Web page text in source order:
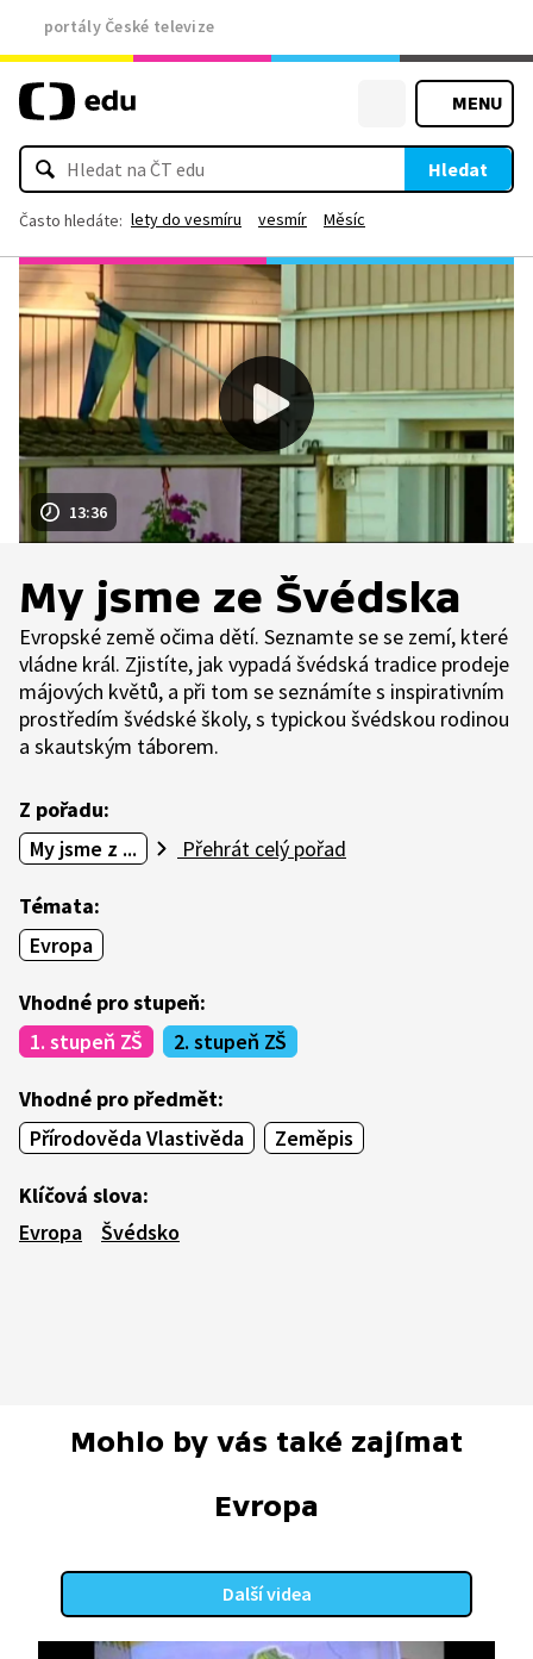
portály České televize
MENU
Hledat
Často hledáte: lety do vesmíru vesmír Měsíc
13:36
My jsme ze Švédska
Evropské země očima dětí. Seznamte se se zemí, které
vládne král. Zjistíte, jak vypadá švédská tradice prodeje
májových květů, a při tom se seznámíte s inspirativním
prostředím švédské školy, s typickou švédskou rodinou
a skautským táborem.
Z pořadu:
My jsme z ...
Přehrát celý pořad
Témata:
Evropa
Vhodné pro stupeň:
1. stupeň ZŠ
2. stupeň ZŠ
Vhodné pro předmět:
Přírodověda Vlastivěda
Zeměpis
Klíčová slova:
Evropa
Švédsko
Mohlo by vás také zajímat
Evropa
Další videa